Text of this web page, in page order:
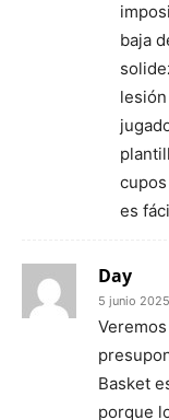
baja
es
Day
5 junio
Basket
porque